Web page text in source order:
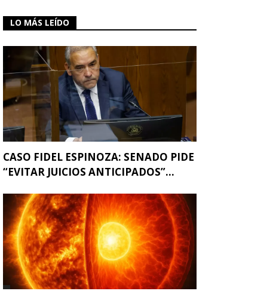
LO MÁS LEÍDO
CASO FIDEL ESPINOZA: SENADO PIDE
“EVITAR JUICIOS ANTICIPADOS”...